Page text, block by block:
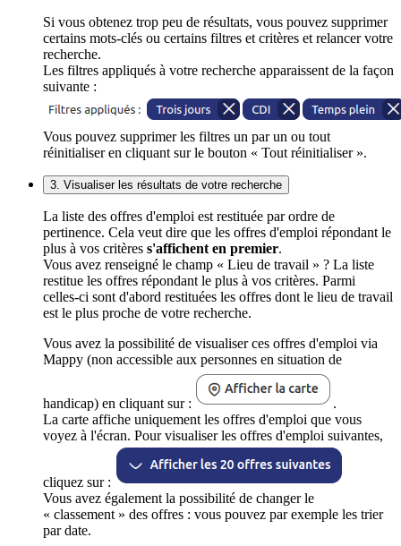
Si vous obtenez trop peu de résultats, vous pouvez supprimer
certains mots-clés ou certains filtres et critères et relancer votre
recherche.
Les filtres appliqués à votre recherche apparaissent de la façon
suivante :
Vous pouvez supprimer les filtres un par un ou tout
réinitialiser en cliquant sur le bouton « Tout réinitialiser ».
3. Visualiser les résultats de votre recherche
La liste des offres d'emploi est restituée par ordre de
pertinence. Cela veut dire que les offres d'emploi répondant le
plus à vos critères s'affichent en premier.
Vous avez renseigné le champ « Lieu de travail » ? La liste
restitue les offres répondant le plus à vos critères. Parmi
celles-ci sont d'abord restituées les offres dont le lieu de travail
est le plus proche de votre recherche.
Vous avez la possibilité de visualiser ces offres d'emploi via
Mappy (non accessible aux personnes en situation de
handicap) en cliquant sur :
.
La carte affiche uniquement les offres d'emploi que vous
voyez à l'écran. Pour visualiser les offres d'emploi suivantes,
cliquez sur :
Vous avez également la possibilité de changer le
« classement » des offres : vous pouvez par exemple les trier
par date.